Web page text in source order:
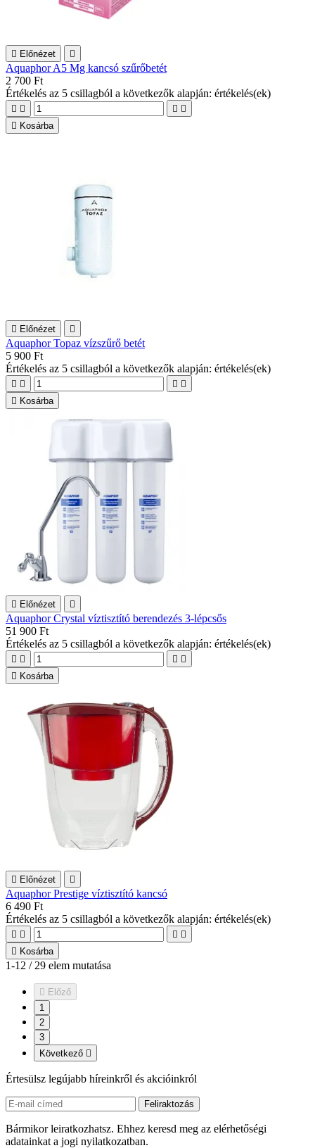
 Előnézet 
Aquaphor A5 Mg kancsó szűrőbetét
2 700 Ft
Értékelés az 5 csillagból a következők alapján: értékelés(ek)
   
 Kosárba
 Előnézet 
Aquaphor Topaz vízszűrő betét
5 900 Ft
Értékelés az 5 csillagból a következők alapján: értékelés(ek)
   
 Kosárba
 Előnézet 
Aquaphor Crystal víztisztító berendezés 3-lépcsős
51 900 Ft
Értékelés az 5 csillagból a következők alapján: értékelés(ek)
   
 Kosárba
 Előnézet 
Aquaphor Prestige víztisztító kancsó
6 490 Ft
Értékelés az 5 csillagból a következők alapján: értékelés(ek)
   
 Kosárba
1-12 / 29 elem mutatása
 Előző
1
2
3
Következő 
Értesülsz legújabb híreinkről és akcióinkról
Bármikor leiratkozhatsz. Ehhez keresd meg az elérhetőségi
adatainkat a jogi nyilatkozatban.